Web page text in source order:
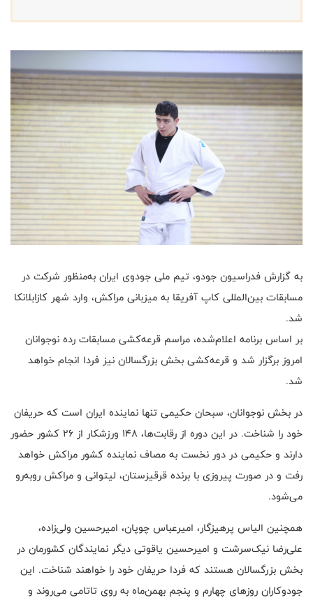
به گزارش فدراسیون جودو، تیم ملی جودوی ایران به‌منظور شرکت در
مسابقات بین‌المللی کاپ آفریقا به میزبانی مراکش، وارد شهر کازابلانکا
شد.
بر اساس برنامه اعلام‌شده، مراسم قرعه‌کشی مسابقات رده نوجوانان
امروز برگزار شد و قرعه‌کشی بخش بزرگسالان نیز فردا انجام خواهد
شد.
در بخش نوجوانان، سبحان حکیمی تنها نماینده ایران است که حریفان
خود را شناخت. در این دوره از رقابت‌ها، ۱۴۸ ورزشکار از ۲۶ کشور حضور
دارند و حکیمی در دور نخست به مصاف نماینده کشور مراکش خواهد
رفت و در صورت پیروزی با برنده قرقیزستان، لیتوانی و مراکش روبه‌رو
می‌شود.
همچنین الیاس پرهیزگار، امیرعباس چوپان، امیرحسین ولی‌زاده،
علی‌رضا نیک‌سرشت و امیرحسین یاقوتی دیگر نمایندگان کشورمان در
بخش بزرگسالان هستند که فردا حریفان خود را خواهند شناخت. این
جودوکاران روزهای چهارم و پنجم بهمن‌ماه به روی تاتامی می‌روند و